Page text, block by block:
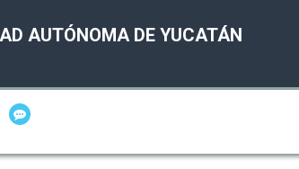
AUTÓNOMA DE YUCATÁN